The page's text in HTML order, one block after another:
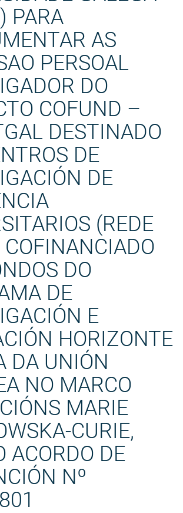
PARA
AS
PERSOAL
DO
COFUND –
DESTINADO
DE
DE
(REDE
COFINANCIADO
DO
DE
E
HORIZONTE
DA UNIÓN
NO MARCO
MARIE
CURIE,
ACORDO DE
Nº